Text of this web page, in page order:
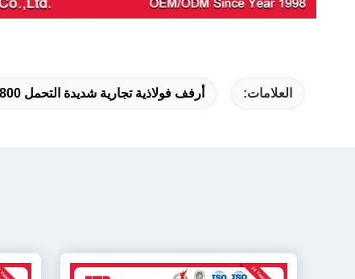
العلامات: أرفف فولاذية تجارية شديدة التحمل 1800 مم